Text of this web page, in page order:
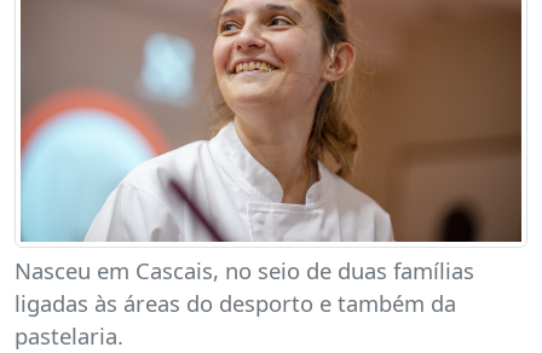
Nasceu em Cascais, no seio de duas famílias
ligadas às áreas do desporto e também da
pastelaria.